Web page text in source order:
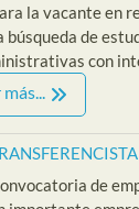
la vacante en
búsqueda de
con
de